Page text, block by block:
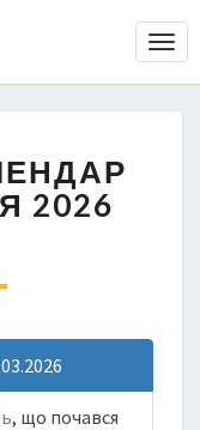
2026
, що почався